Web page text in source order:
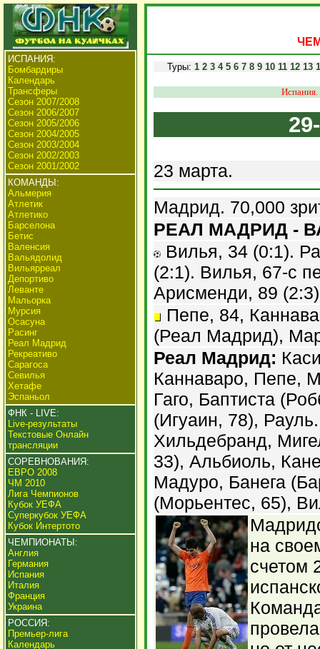
ИСПАНИЯ:
Бомбардиры
Календарь
Трансферы
Сезон 2007/2008
Сезон 2006/2007
Сезон 2005/2006
Сезон 2004/2005
Сезон 2003/2004
Сезон 2002/2003
Сезон 2001/2002
КОМАНДЫ:
Альмерия
Атлетик
Атлетико
Барселона
Бетис
Валенсия
Вальядолид
Вильярреал
Депортиво
Леванте
Мальорка
Мурсия
Осасуна
Расинг
Реал Мадрид
Рекреативо
Сарагоса
Севилья
Хетафе
Эспаньол
ФНК - LIVE:
Live-результаты
Текстовые Онлайн
трансляции
СОРЕВНОВАНИЯ:
ЕВРО 2008
ЧМ 2010
Лига Чемпионов
Кубок УЕФА
Суперкубок УЕФА
Кубок Интертото
ЧЕМПИОНАТЫ:
Англия
Германия
Испания
Италия
Франция
Украина
РОССИЯ:
Премьер-лига
Календарь
Туры: 1 2 3 4 5 6 7 8 9 10 11 12 13
Испания.
23 марта.
Мадрид. 70,000
РЕАЛ МАДРИД -
Вилья, 34 (0:1).
(2:1). Вилья, 67-с
Арисменди, 89
Пепе, 84,
(Реал Мадрид),
Реал Мадрид:
Каннаваро, Пепе,
Гаго, Баптиста
(Игуаин, 78),
Хильдебранд,
33), Альбиоль,
Мадуро, Банега
(Морьентес, 65),
на
счетом